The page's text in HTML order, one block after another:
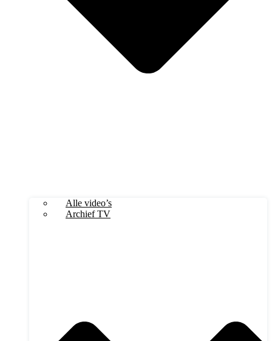
Alle video’s
Archief TV